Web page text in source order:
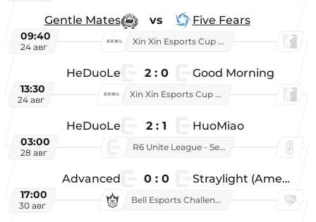
Gentle Mates vs Five Fears
09:40
24 авг
Xin Xin Esports Cup 2025
HeDuoLe 2 : 0 Good Morning
13:30
24 авг
Xin Xin Esports Cup 2026
HeDuoLe 2 : 1 HuoMiao
03:00
28 авг
R6 Unite League - Season 1
Advanced 0 : 0 Straylight (American team)
17:00
30 авг
Bell Esports Challenge 2026